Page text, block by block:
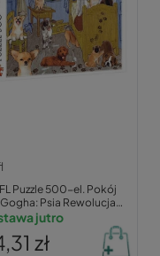
Puzzle 500-el. Pokój
Psia Rewolucja
jutro
zł